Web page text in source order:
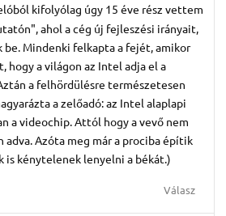
kifolyólag úgy 15 éve rész vettem
ahol a cég új fejleszési irányait,
Mindenki felkapta a fejét, amikor
hogy a világon az Intel adja el a
a felhördülésre természetesen
a zelőadó: az Intel alaplapi
a videochip. Attól hogy a vevő nem
adva. Azóta meg már a prociba építik
is kénytelenek lenyelni a békát.)
Válasz